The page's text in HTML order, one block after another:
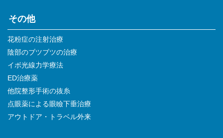
その他
花粉症の注射治療
陰部のブツブツの治療
イボ光線力学療法
ED治療薬
他院整形手術の抜糸
点眼薬による眼瞼下垂治療
アウトドア・トラベル外来